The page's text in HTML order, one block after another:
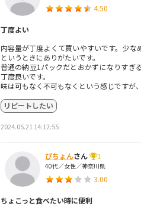
4.50
丁度よい
内容量が丁度よくて買いやすいです。少
というときにありがたいです。
普通の納豆1パックだとおかずになりすぎ
丁度良いです。
味は可もなく不可もなくという感じですが
リピートしたい
2024.05.21 14:12:55
ぴちょんさん
1
40代／女性／神奈川県
3.00
ちょこっと食べたい時に便利